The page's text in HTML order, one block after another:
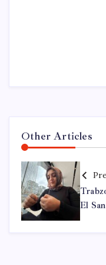
Other Articles
El